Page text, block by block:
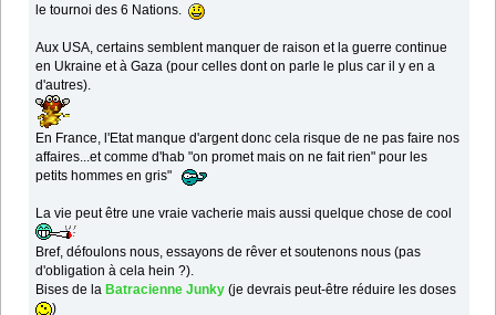
le tournoi des 6 Nations.
Aux USA, certains semblent manquer de raison et la guerre continue
en Ukraine et à Gaza (pour celles dont on parle le plus car il y en a
d'autres).
En France, l'Etat manque d'argent donc cela risque de ne pas faire nos
affaires...et comme d'hab "on promet mais on ne fait rien" pour les
petits hommes en gris"
La vie peut être une vraie vacherie mais aussi quelque chose de cool
Bref, défoulons nous, essayons de rêver et soutenons nous (pas
d'obligation à cela hein ?).
Bises de laBatracienne Junky (je devrais peut-être réduire les doses
)